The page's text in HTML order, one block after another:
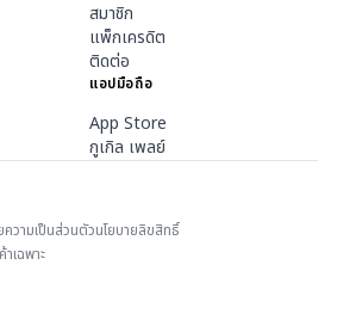
สมาชิก
แพ็กเครดิต
ติดต่อ
แอปมือถือ
App Store
กูเกิล เพลย์
ความเป็นส่วนตัวนโยบายลิขสิทธิ์
เฉพาะ